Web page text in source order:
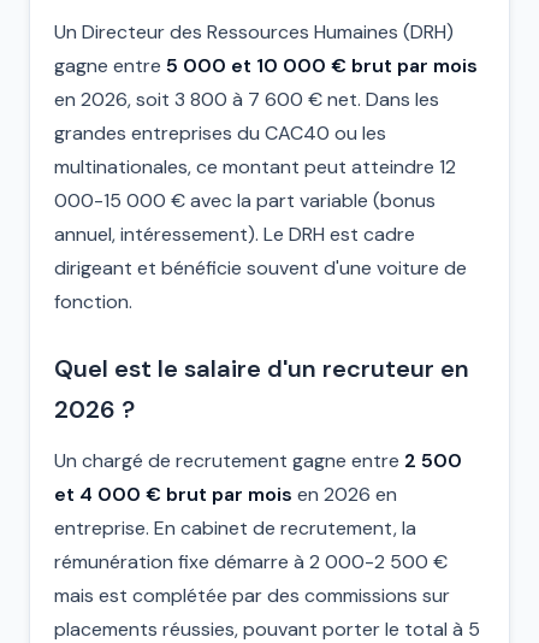
Un Directeur des Ressources Humaines (DRH)
gagne entre 5 000 et 10 000 € brut par mois
en 2026, soit 3 800 à 7 600 € net. Dans les
grandes entreprises du CAC40 ou les
multinationales, ce montant peut atteindre 12
000-15 000 € avec la part variable (bonus
annuel, intéressement). Le DRH est cadre
dirigeant et bénéficie souvent d'une voiture de
fonction.
Quel est le salaire d'un recruteur en
2026 ?
Un chargé de recrutement gagne entre 2 500
et 4 000 € brut par mois en 2026 en
entreprise. En cabinet de recrutement, la
rémunération fixe démarre à 2 000-2 500 €
mais est complétée par des commissions sur
placements réussies, pouvant porter le total à 5